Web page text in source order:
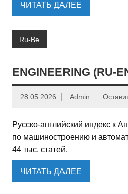
ЧИТАТЬ ДАЛЕЕ
Ru-Be
ENGINEERING (RU-
28.05.2026 Admin
Русско-английский индекс к
по машиностроению и
44 тыс. статей.
ЧИТАТЬ ДАЛЕЕ